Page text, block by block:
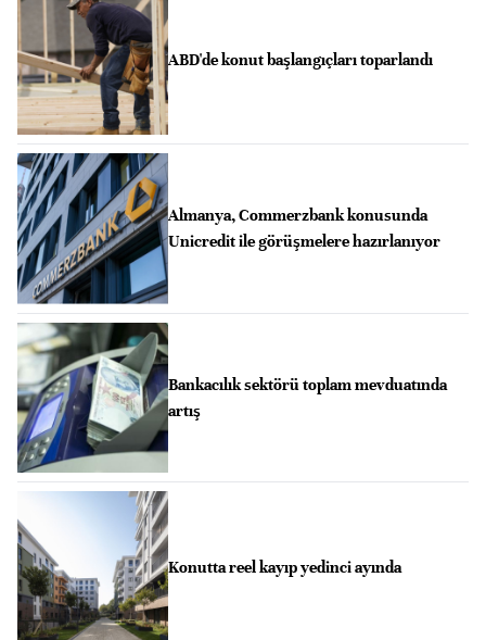
ABD'de konut başlangıçları toparlandı
Almanya, Commerzbank konusunda
Unicredit ile görüşmelere hazırlanıyor
Bankacılık sektörü toplam mevduatında
artış
Konutta reel kayıp yedinci ayında